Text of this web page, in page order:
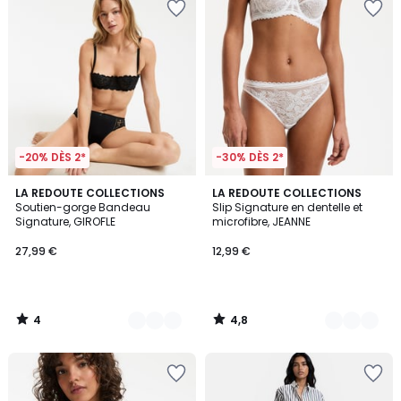
-20% DÈS 2*
LA REDOUTE COLLECTIONS
Soutien-gorge Bandeau
Signature, GIROFLE
27,99 €
4
/
5
2
Couleurs
4
/
-30% DÈS 2*
LA REDOUTE COLLECTIONS
Slip Signature en dentelle et
microfibre, JEANNE
12,99 €
4,8
/ 5
5
Couleurs
4,8
/